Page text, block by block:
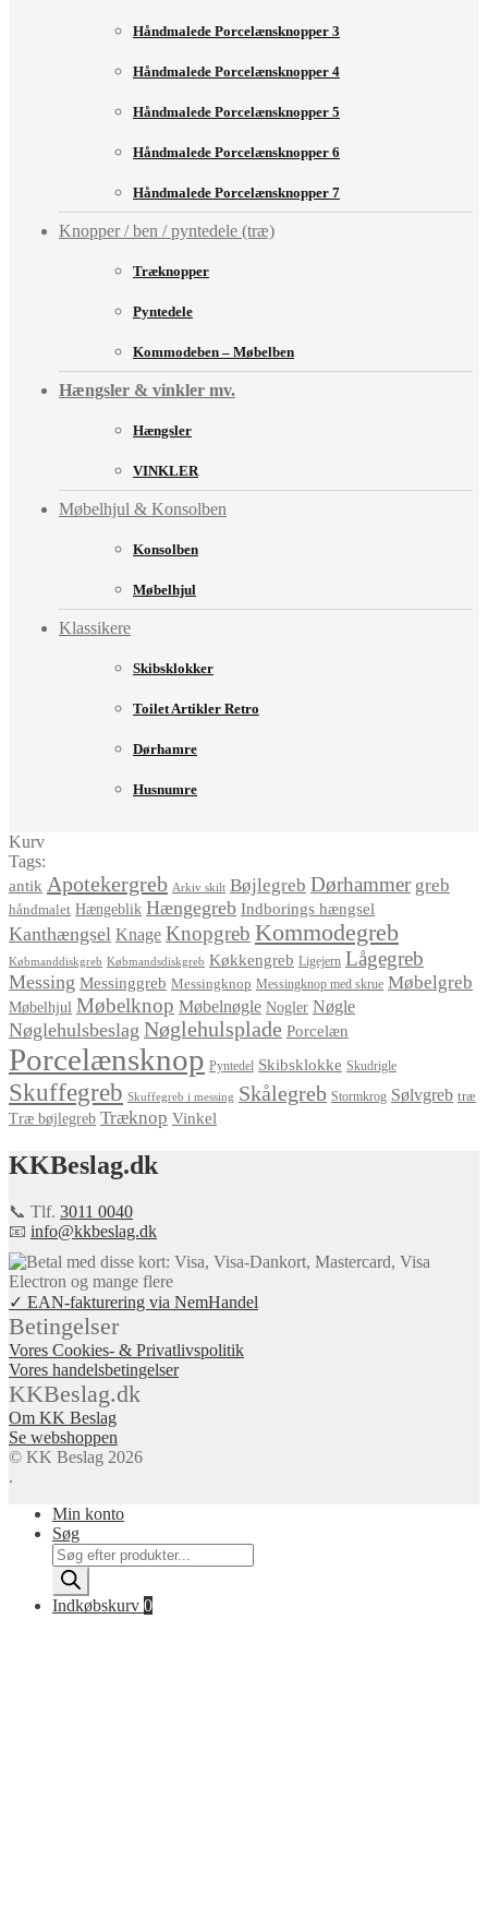
Håndmalede Porcelænsknopper 3
Håndmalede Porcelænsknopper 4
Håndmalede Porcelænsknopper 5
Håndmalede Porcelænsknopper 6
Håndmalede Porcelænsknopper 7
Knopper / ben / pyntedele (træ)
Træknopper
Pyntedele
Kommodeben – Møbelben
Hængsler & vinkler mv.
Hængsler
VINKLER
Møbelhjul & Konsolben
Konsolben
Møbelhjul
Klassikere
Skibsklokker
Toilet Artikler Retro
Dørhamre
Husnumre
Kurv
Tags:
antik Apotekergreb Arkiv skilt Bøjlegreb Dørhammer greb
håndmalet Hængeblik Hængegreb Indborings hængsel
Kanthængsel Knage Knopgreb Kommodegreb
Købmanddiskgreb Købmandsdiskgreb Køkkengreb Ligejern Lågegreb
Messing Messinggreb Messingknop Messingknop med skrue Møbelgreb
Møbelhjul Møbelknop Møbelnøgle Nogler Nøgle
Nøglehulsbeslag Nøglehulsplade Porcelæn
Porcelænsknop Pyntedel Skibsklokke Skudrigle
Skuffegreb Skuffegreb i messing Skålegreb Stormkrog Sølvgreb træ
Træ bøjlegreb Træknop Vinkel
KKBeslag.dk
📞 Tlf. 3011 0040
📧 info@kkbeslag.dk
✓ EAN-fakturering via NemHandel
Betingelser
Vores Cookies- & Privatlivspolitik
Vores handelsbetingelser
KKBeslag.dk
Om KK Beslag
Se webshoppen
© KK Beslag 2026
.
Min konto
Søg
Products
search
Indkøbskurv 0